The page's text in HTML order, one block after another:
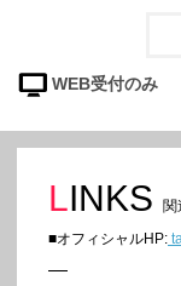
WEB受付のみ
LINKS
関
■オフィシャルHP: